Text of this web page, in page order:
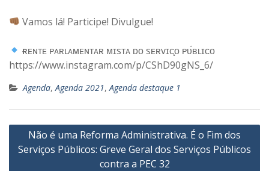
Vamos lá! Participe! Divulgue!
ғʀᴇɴᴛᴇ ᴘᴀʀʟᴀᴍᴇɴᴛᴀʀ ᴍɪsᴛᴀ ᴅᴏ sᴇʀᴠɪᴄ̧ᴏ ᴘᴜ́ʙʟɪᴄᴏ
https://www.instagram.com/p/CShD90gNS_6/
Agenda, Agenda 2021, Agenda destaque 1
Navegação
de
Não é uma Reforma Administrativa. É o Fim dos
Serviços Públicos: Greve Geral dos Serviços Públicos
contra a PEC 32